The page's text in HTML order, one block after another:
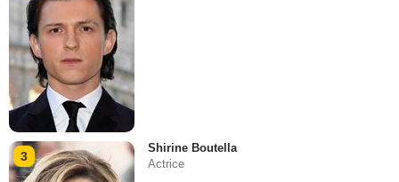
3
Shirine Boutella
Actrice